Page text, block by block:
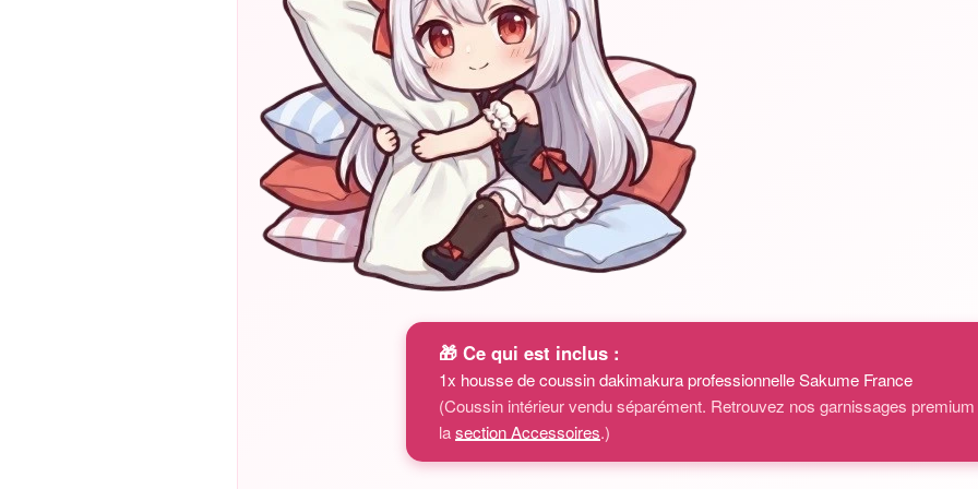
🎁 Ce qui est inclus :
1x housse de coussin dakimakura professionnelle Sakume France
(Coussin intérieur vendu séparément. Retrouvez nos garnissages
lasection Accessoires.)